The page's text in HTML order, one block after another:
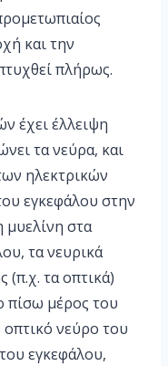
και την
πλήρως.
έχει έλλειψη
τα νεύρα, και
ηλεκτρικών
εγκεφάλου στην
μυελίνη στα
τα νευρικά
(π.χ. τα οπτικά)
πίσω μέρος του
νεύρο του
εγκεφάλου,